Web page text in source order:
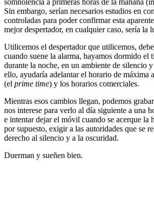
Sin embargo, serían necesarios estudios en
controladas para poder confirmar esta
mejor despertador, en cualquier caso, sería la
Utilicemos el despertador que utilicemos,
cuando suene la alarma, hayamos dormido el
durante la noche, en un ambiente de silencio
ello, ayudaría adelantar el horario de máxima
(el prime time) y los horarios comerciales.
Mientras esos cambios llegan, podemos
nos interese para verlo al día siguiente a una
e intentar dejar el móvil cuando se acerque la
por supuesto, exigir a las autoridades que se
derecho al silencio y a la oscuridad.
Duerman y sueñen bien.